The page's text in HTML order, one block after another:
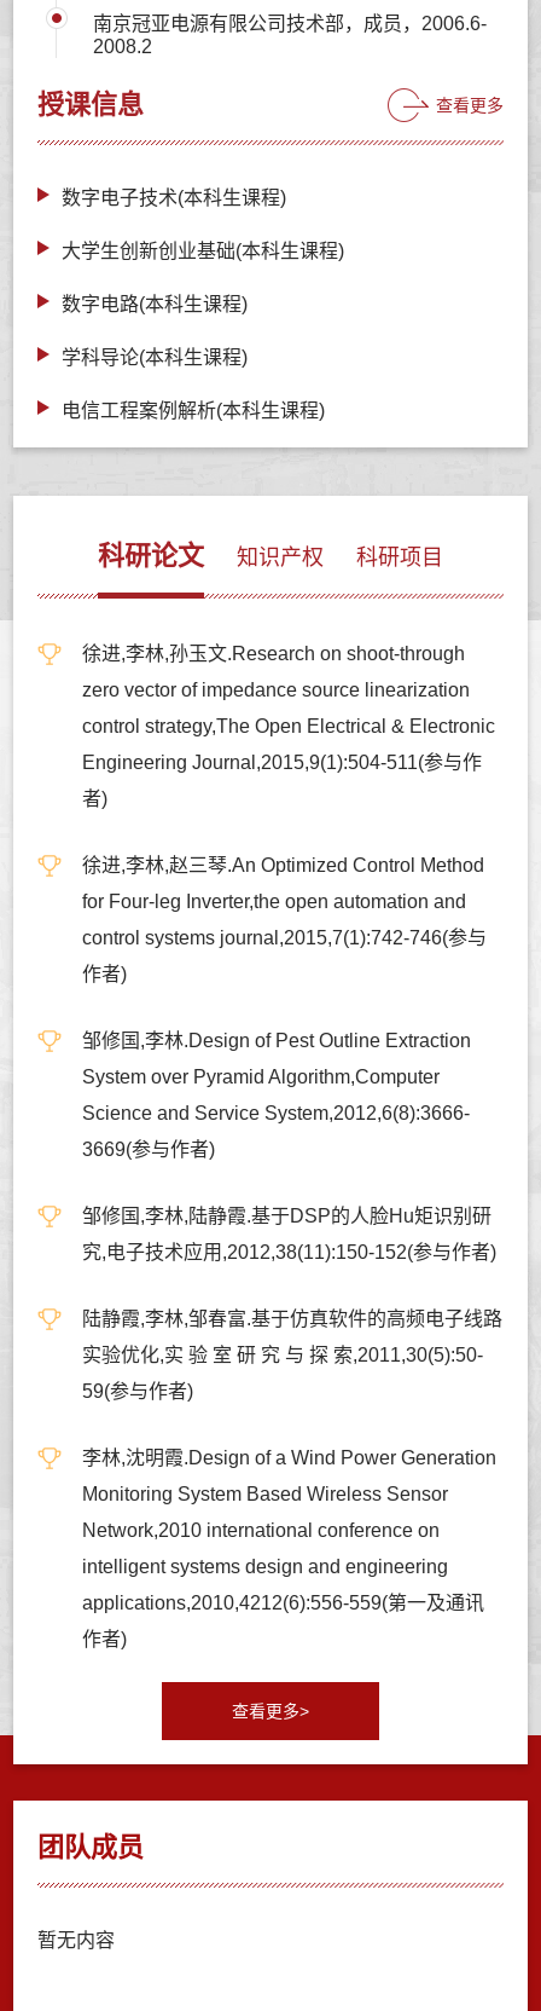
南京冠亚电源有限公司技术部，成员，2006.6-
2008.2
授课信息 查看更多
数字电子技术(本科生课程)
大学生创新创业基础(本科生课程)
数字电路(本科生课程)
学科导论(本科生课程)
电信工程案例解析(本科生课程)
科研论文 知识产权 科研项目
徐进,李林,孙玉文.Research on shoot-through
zero vector of impedance source linearization
control strategy,The Open Electrical & Electronic
Engineering Journal,2015,9(1):504-511(参与作
者)
徐进,李林,赵三琴.An Optimized Control Method
for Four-leg Inverter,the open automation and
control systems journal,2015,7(1):742-746(参与
作者)
邹修国,李林.Design of Pest Outline Extraction
System over Pyramid Algorithm,Computer
Science and Service System,2012,6(8):3666-
3669(参与作者)
邹修国,李林,陆静霞.基于DSP的人脸Hu矩识别研
究,电子技术应用,2012,38(11):150-152(参与作者)
陆静霞,李林,邹春富.基于仿真软件的高频电子线路
实验优化,实 验 室 研 究 与 探 索,2011,30(5):50-
59(参与作者)
李林,沈明霞.Design of a Wind Power Generation
Monitoring System Based Wireless Sensor
Network,2010 international conference on
intelligent systems design and engineering
applications,2010,4212(6):556-559(第一及通讯
作者)
查看更多>
团队成员
暂无内容